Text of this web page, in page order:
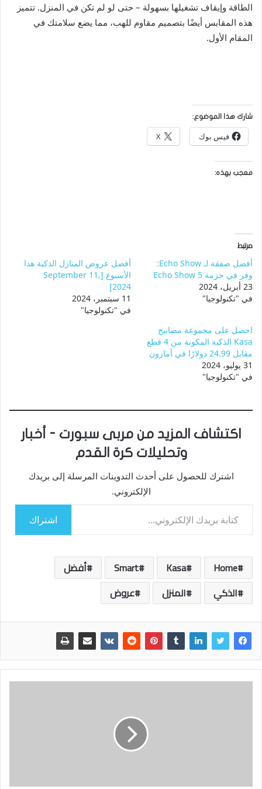
الطاقة وإيقاف تشغيلها بسهولة – حتى لو لم تكن في المنزل. تتميز
هذه المقابس أيضًا بتصميم مقاوم للهب، مما يضع سلامتك في
المقام الأول.
شارك هذا الموضوع:
فيس بوك X
معجب بهذه:
مرتبط
أفضل صفقة لـ Echo Show:
وفر في حزمة Echo Show 5
23 أبريل، 2024
في "تكنولوجيا"
أفضل عروض المنازل الذكية هذا
الأسبوع [September 11,
2024]
11 سبتمبر، 2024
في "تكنولوجيا"
احصل على مجموعة مصابيح
Kasa الذكية المكونة من 4 قطع
مقابل 24.99 دولارًا في أمازون
31 يوليو، 2024
في "تكنولوجيا"
اكتشاف المزيد من مربى سبورت - أخبار
وتحليلات كرة القدم
اشترك للحصول على أحدث التدوينات المرسلة إلى بريدك
الإلكتروني.
كتابة بريدك الإلكتروني...
اشتراك
Home
Kasa
Smart
أفضل
الذكي
المنزل عروض